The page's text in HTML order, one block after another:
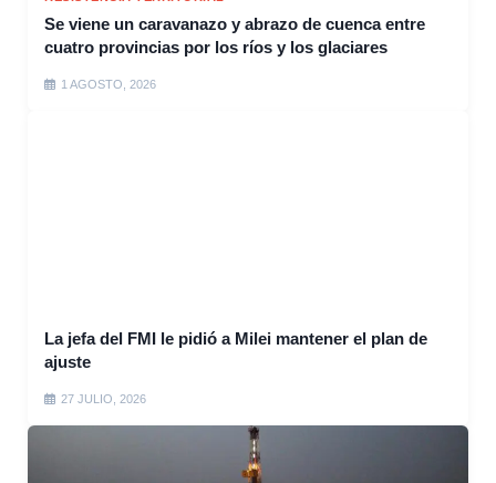
Se viene un caravanazo y abrazo de cuenca entre
cuatro provincias por los ríos y los glaciares
1 AGOSTO, 2026
La jefa del FMI le pidió a Milei mantener el plan de
ajuste
27 JULIO, 2026